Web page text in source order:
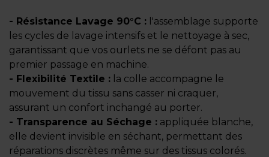
- Résistance Lavage 90°C : l'assemblage supporte
les cycles de lavage intensifs et le nettoyage à sec,
garantissant que vos ourlets ne se défont pas au
premier passage en machine.
- Flexibilité Textile : la colle accompagne le
mouvement du tissu sans casser ni craquer,
assurant un confort inchangé au porter.
- Transparence au Séchage : appliquée blanche,
elle devient invisible en séchant, permettant des
réparations discrètes même sur des tissus colorés.